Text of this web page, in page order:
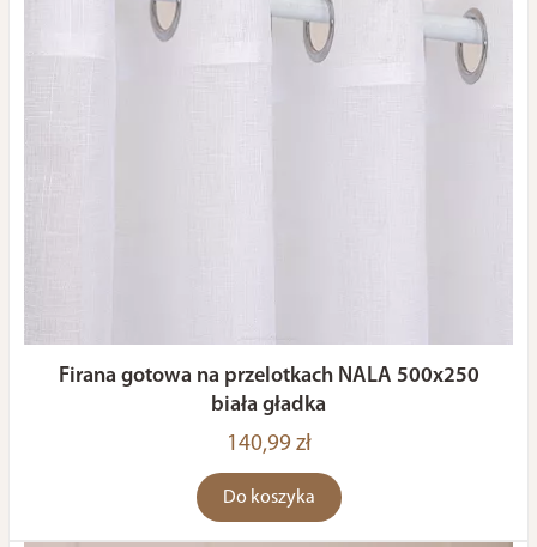
Firana gotowa na przelotkach NALA 500x250
biała gładka
140,99 zł
Do koszyka